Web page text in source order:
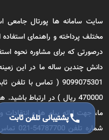
سایت سامانه ها پورتال
مختلف پرداخته و راهنمای
درصورتی که برای مشاوره نحوه
دانش چندین ساله ما در این
9099075301 ( تماس با
470000 ریال ) در ارتباط
ما، جهت ارائه پیام ها و
شماره
callپشتیبانی تلفن ثابت